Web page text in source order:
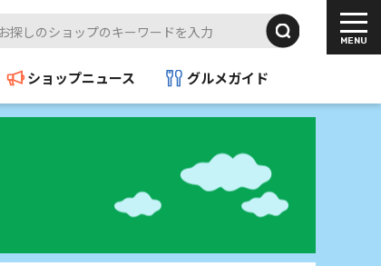
ショップニュース グルメガイド